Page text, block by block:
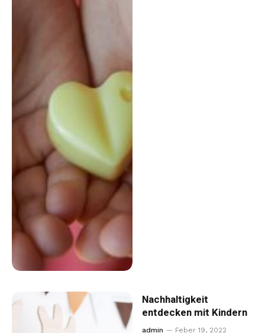
Nachhaltigkeit
entdecken mit Kindern
admin
Feber 19, 2022